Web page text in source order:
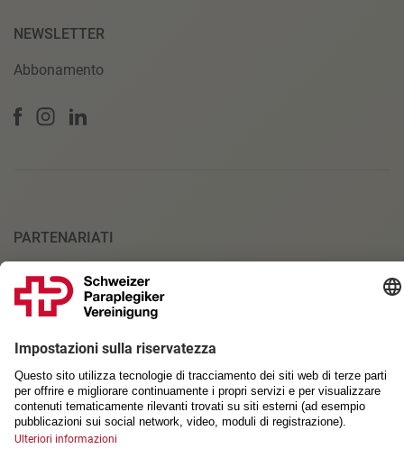
NEWSLETTER
Abbonamento
PARTENARIATI